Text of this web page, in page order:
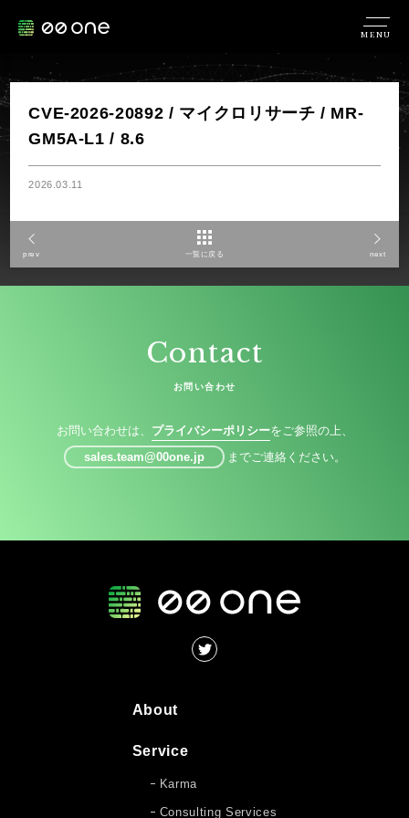
MENU
CVE-2026-20892 / マイクロリサーチ / MR-
GM5A-L1 / 8.6
2026.03.11
prev 一覧に戻る next
Contact
お問い合わせ
お問い合わせは、 プライバシーポリシーをご参照の上、
sales.team@00one.jp
までご連絡ください。
About
Service
Karma
Consulting Services